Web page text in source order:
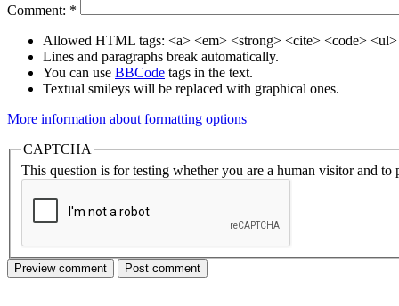
Comment: *
Allowed HTML tags: <a> <em> <strong> <cite> <code>
Lines and paragraphs break automatically.
You can use BBCode tags in the text.
Textual smileys will be replaced with graphical ones.
More information about formatting options
CAPTCHA
This question is for testing whether you are a human visitor and to